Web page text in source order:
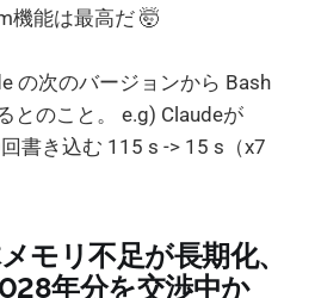
機能は最高だ 🤯
の次のバージョンから Bash
とのこと。 e.g) Claudeが
書き込む 115 s -> 15 s（x7
モリ不足が長期化、
年分を交渉中か